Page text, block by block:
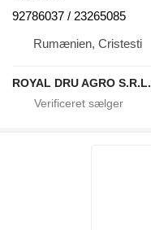
92786037 / 23265085
Rumænien, Cristesti
ROYAL DRU AGRO S.R.L.